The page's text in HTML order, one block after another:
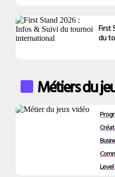
First
du
Métiers du